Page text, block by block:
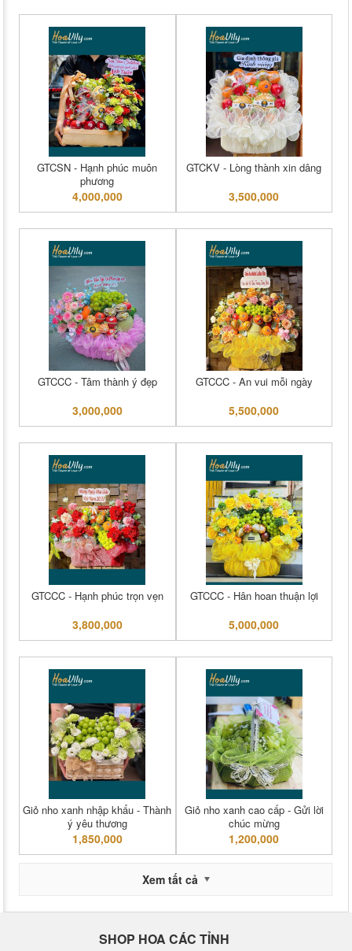
GTCSN - Hạnh phúc muôn
phương
4,000,000
GTCKV - Lòng thành xin dâng
3,500,000
GTCCC - Tâm thành ý đẹp
3,000,000
GTCCC - An vui mỗi ngày
5,500,000
GTCCC - Hạnh phúc trọn vẹn
3,800,000
GTCCC - Hân hoan thuận lợi
5,000,000
Giỏ nho xanh nhập khẩu - Thành
ý yêu thương
1,850,000
Giỏ nho xanh cao cấp - Gửi lời
chúc mừng
1,200,000
Xem tất cả
SHOP HOA CÁC TỈNH